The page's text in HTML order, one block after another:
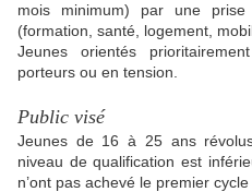
mois minimum) par une
(formation, santé, logement,
Jeunes orientés
porteurs ou en tension.
Public visé
Jeunes de 16 à 25 ans
niveau de qualification est
n’ont pas achevé le premier